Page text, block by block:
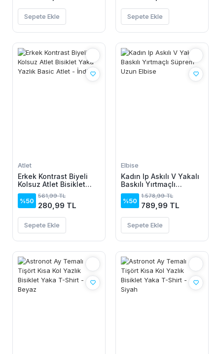
Sepete Ekle Sepete Ekle
Atlet
Erkek Kontrast Biyeli
Kolsuz Atlet Bisiklet
Yaka Yazlık Basic Atlet
- İndigo
%50
561,99 TL
280,99 TL
Sepete Ekle
Elbise
Kadın Ip Askılı V Yakalı
Baskılı Yırtmaçlı
Süprem Uzun Elbise
%50
1.578,99 TL
789,99 TL
Sepete Ekle